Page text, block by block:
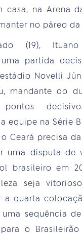
casa, na Arena
no páreo
(19),
partida
Novelli
mandante do
equipe na Série
Ceará precisa
uma disputa de
brasileiro em
seja
a quarta
sequência
o